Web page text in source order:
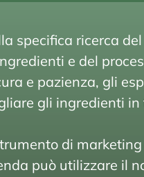
specifica ricerca
e del
e pazienza, gli
gli ingredienti in
di
può utilizzare il